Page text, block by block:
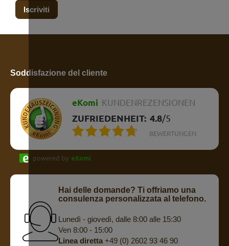
Iscriviti
Soddisfazione del cliente
eKomi KUNDENREZENSIONEN
ZUFRIEDENHEIT: 4.8/5
BEWERTUNGEN
powered by eKomi
Hai delle domande? Ti offriamo una
consulenza personalizzata al telefono.
Lunedì - giovedì, dalle 8:00 alle 15:30
Ven 8:00 - 15:00
Linea diretta+49 (0) 2602 93 46 90